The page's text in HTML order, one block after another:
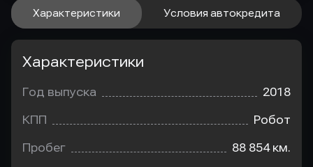
Характеристики Условия автокредита
Характеристики
Год выпуска 2018
КПП Робот
Пробег 88 854 км.